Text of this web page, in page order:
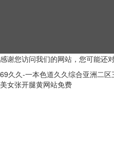
感谢您访问我们的网站，您可能还
69久久-一本色道久久综合亚洲二
美女张开腿黄网站免费